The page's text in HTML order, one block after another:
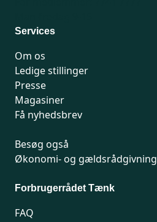
Services
Om os
Ledige stillinger
Presse
Magasiner
Få nyhedsbrev
Besøg også
Økonomi- og gældsrådgivning
Forbrugerrådet Tænk
FAQ